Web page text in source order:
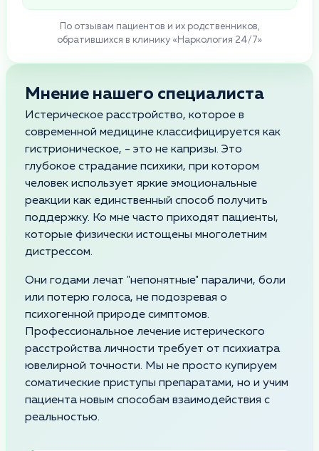
По отзывам пациентов и их родственников,
обратившихся в клинику «Наркология 24/7»
Мнение нашего специалиста
Истерическое расстройство, которое в
современной медицине классифицируется как
гистрионическое, - это не капризы. Это
глубокое страдание психики, при котором
человек использует яркие эмоциональные
реакции как единственный способ получить
поддержку. Ко мне часто приходят пациенты,
которые физически истощены многолетним
дистрессом.
Они годами лечат "непонятные" параличи, боли
или потерю голоса, не подозревая о
психогенной природе симптомов.
Профессиональное лечение истерического
расстройства личности требует от психиатра
ювелирной точности. Мы не просто купируем
соматические приступы препаратами, но и учим
пациента новым способам взаимодействия с
реальностью.